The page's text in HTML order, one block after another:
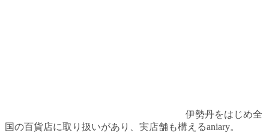
伊勢丹をはじめ全
国の百貨店に取り扱いがあり、実店舗も構えるaniary。